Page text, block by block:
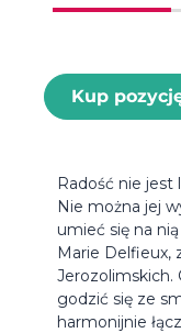
Kup
Radość nie
Nie można jej
umieć się na
Marie Delfieux,
Jerozolimskich.
godzić się ze
harmonijnie